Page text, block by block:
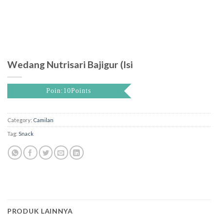
Wedang Nutrisari Bajigur (Isi
Poin:10Points
Category: Camilan
Tag: Snack
PRODUK LAINNYA